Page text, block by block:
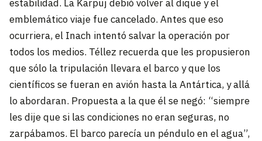
estabilidad. La Karpuj debió volver al dique y el
emblemático viaje fue cancelado. Antes que eso
ocurriera, el Inach intentó salvar la operación por
todos los medios. Téllez recuerda que les propusieron
que sólo la tripulación llevara el barco y que los
científicos se fueran en avión hasta la Antártica, y allá
lo abordaran. Propuesta a la que él se negó: “siempre
les dije que si las condiciones no eran seguras, no
zarpábamos. El barco parecía un péndulo en el agua”,